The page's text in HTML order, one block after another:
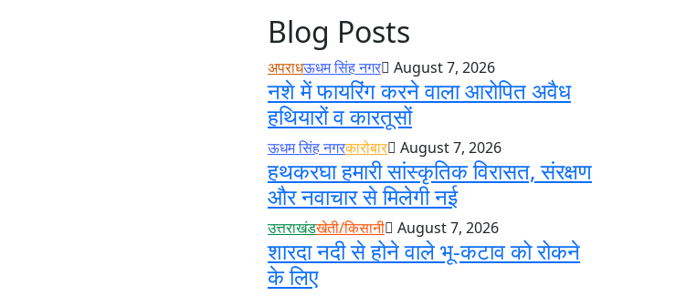
Blog Posts
अपराधऊधम सिंह नगर August 7, 2026
नशे में फायरिंग करने वाला आरोपित अवैध
हथियारों व कारतूसों
ऊधम सिंह नगरकारोबार August 7, 2026
हथकरघा हमारी सांस्कृतिक विरासत, संरक्षण
और नवाचार से मिलेगी नई
उत्तराखंडखेती/किसानी August 7, 2026
शारदा नदी से होने वाले भू-कटाव को रोकने
के लिए